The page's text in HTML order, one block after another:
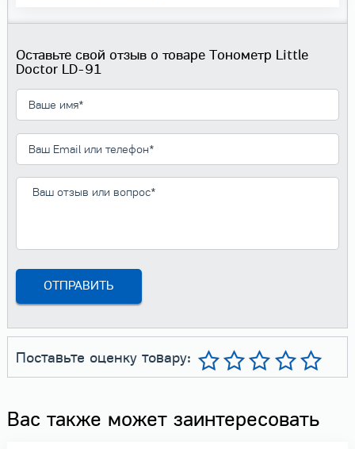
Оставьте свой отзыв о товаре Тонометр Little
Doctor LD-91
Поставьте оценку товару:
Вас также может заинтересовать